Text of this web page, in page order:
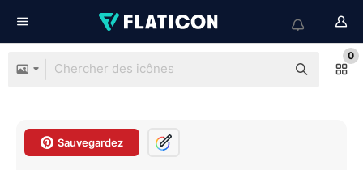
0
Sauvegardez